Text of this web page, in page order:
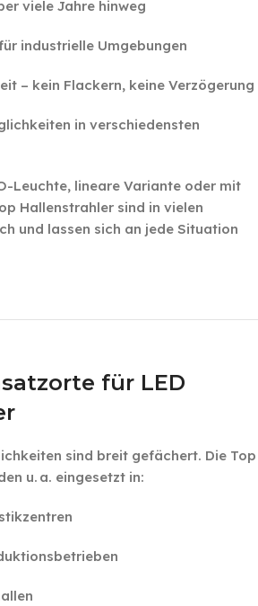
viele Jahre hinweg
industrielle Umgebungen
– kein Flackern, keine Verzögerung
in verschiedensten
Leuchte, lineare Variante oder mit
Hallenstrahler sind in vielen
und lassen sich an jede Situation
für LED
sind breit gefächert. Die Top
u. a. eingesetzt in: